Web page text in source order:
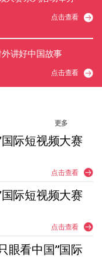
点击查看
讲好中国故事
点击查看
更多
际短视频大赛
点击查看
际短视频大赛
点击查看
眼看中国”国际